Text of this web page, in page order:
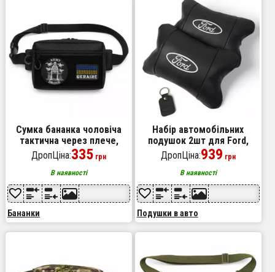
Сумка бананка чоловіча
тактична через плече,
поясна сумка для патчів і
шевронів Cordura
ДропЦіна:335 грн
В наявності
Бананки
Набір автомобільних
подушок 2шт для Ford,
натуральна шкіра, стильні
підголовники для зручної
поїздки Форд
ДропЦіна:939 грн
В наявності
Подушки в авто